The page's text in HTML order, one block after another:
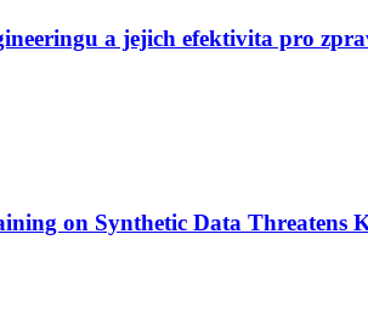
a jejich efektivita pro
on Synthetic Data Threatens